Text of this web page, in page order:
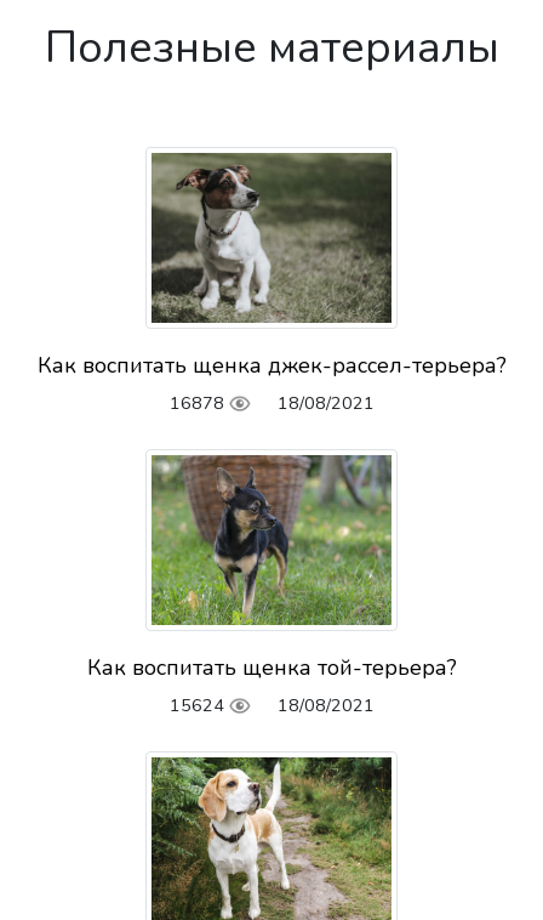
Полезные материалы
Как воспитать щенка джек-рассел-терьера?
16878 18/08/2021
Как воспитать щенка той-терьера?
15624 18/08/2021